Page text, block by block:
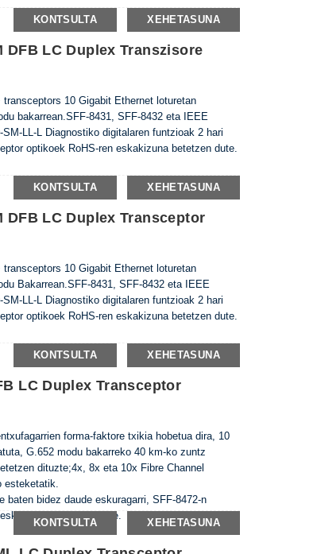
KONTSULTA XEHETASUNA
DFB LC Duplex Transzisore
10 Gigabit Ethernet loturetan
bakarrean.SFF-8431, SFF-8432 eta IEEE
LL-L Diagnostiko digitalaren funtzioak 2 hari
optikoek RoHS-ren eskakizuna betetzen dute.
KONTSULTA XEHETASUNA
DFB LC Duplex Transceptor
10 Gigabit Ethernet loturetan
Bakarrean.SFF-8431, SFF-8432 eta IEEE
LL-L Diagnostiko digitalaren funtzioak 2 hari
optikoek RoHS-ren eskakizuna betetzen dute.
KONTSULTA XEHETASUNA
LC Duplex Transceptor
forma-faktore txikia hobetua dira, 10
G.652 modu bakarreko 40 km-ko zuntz
dituzte;4x, 8x eta 10x Fibre Channel
esteketatik.
baten bidez daude eskuragarri, SFF-8472-n
betetzen dute.
KONTSULTA XEHETASUNA